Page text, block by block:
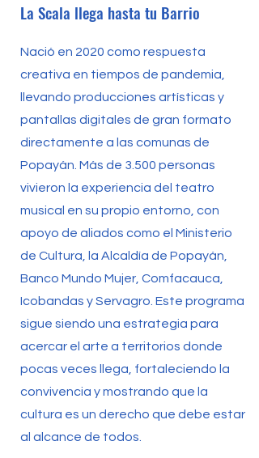
La Scala llega hasta tu Barrio
Nació en 2020 como respuesta
creativa en tiempos de pandemia,
llevando producciones artísticas y
pantallas digitales de gran formato
directamente a las comunas de
Popayán. Más de 3.500 personas
vivieron la experiencia del teatro
musical en su propio entorno, con
apoyo de aliados como el Ministerio
de Cultura, la Alcaldía de Popayán,
Banco Mundo Mujer, Comfacauca,
Icobandas y Servagro. Este programa
sigue siendo una estrategia para
acercar el arte a territorios donde
pocas veces llega, fortaleciendo la
convivencia y mostrando que la
cultura es un derecho que debe estar
al alcance de todos.